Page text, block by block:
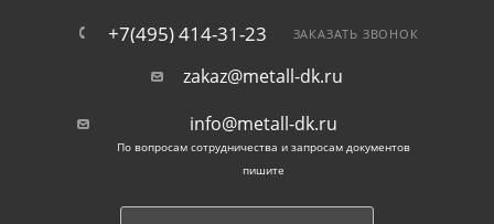
металл до 160 мм из СТ20.
Стандарты регулируют толщину стали, предел
дефектов, другие особенности материала.
Область применения
+7(495) 414-31-23 ЗАКАЗАТЬ ЗВОНОК
zakaz@metall-dk.ru
info@metall-dk.ru
По вопросам сотрудничества и запросам документов
пишите